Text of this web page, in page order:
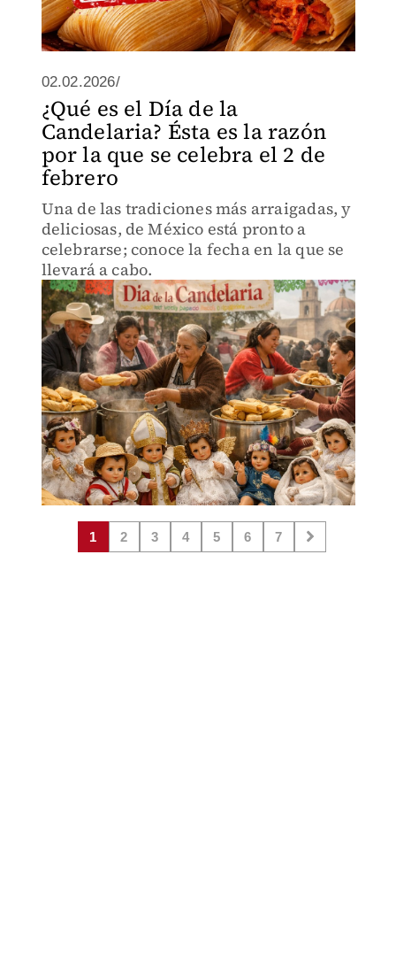
02.02.2026/
¿Qué es el Día de la
Candelaria? Ésta es la razón
por la que se celebra el 2 de
febrero
Una de las tradiciones más arraigadas, y
deliciosas, de México está pronto a
celebrarse; conoce la fecha en la que se
llevará a cabo.
1 2 3 4 5 6 7